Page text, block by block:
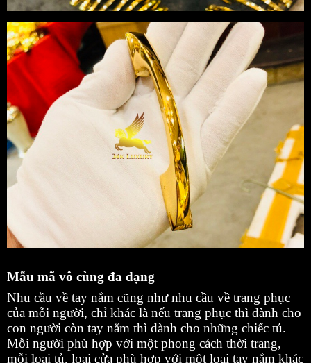
Mẫu mã vô cùng đa dạng
Nhu cầu về tay nắm cũng như nhu cầu về trang phục
của mỗi người, chỉ khác là nếu trang phục thì dành cho
con người còn tay nắm thì dành cho những chiếc tủ.
Mỗi người phù hợp với một phong cách thời trang,
mỗi loại tủ, loại cửa phù hợp với một loại tay nắm khác